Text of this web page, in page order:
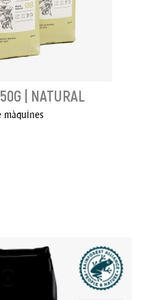
| NATURAL
màquines